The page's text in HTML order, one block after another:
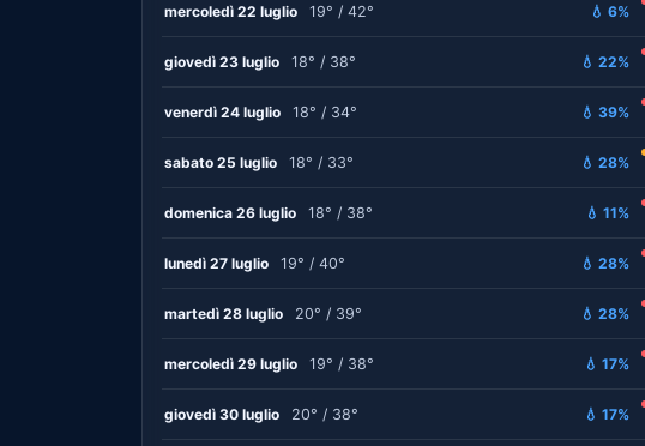
mercoledì 22 luglio 19° / 42° 💧 6%
giovedì 23 luglio 18° / 38° 💧 22%
venerdì 24 luglio 18° / 34° 💧 39%
sabato 25 luglio 18° / 33° 💧 28%
domenica 26 luglio 18° / 38° 💧 11%
lunedì 27 luglio 19° / 40° 💧 28%
martedì 28 luglio 20° / 39° 💧 28%
mercoledì 29 luglio 19° / 38° 💧 17%
giovedì 30 luglio 20° / 38° 💧 17%